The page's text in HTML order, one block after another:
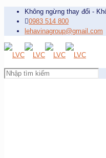
Không ngừng thay đổi -
0983 514 800
lehavinagroup@gmail.com